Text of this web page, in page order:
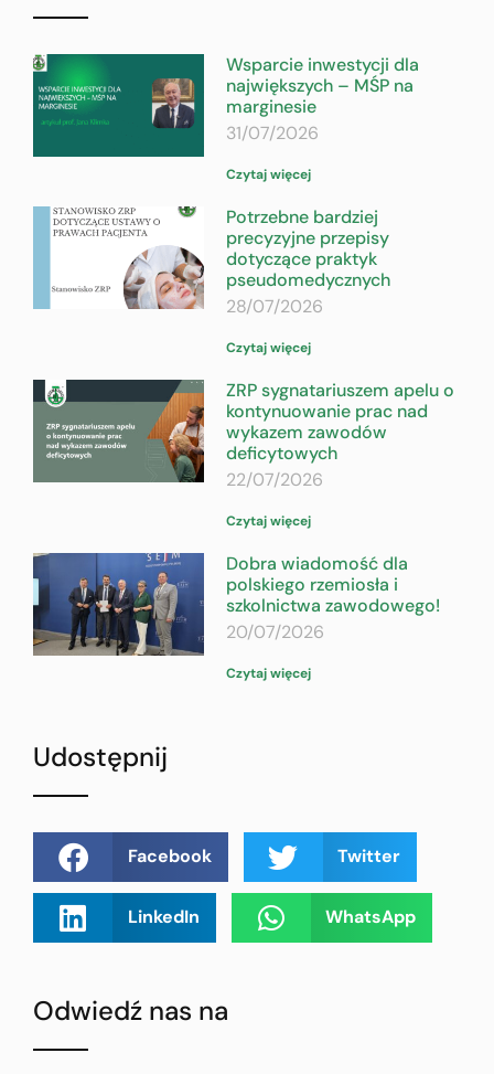
Wsparcie inwestycji dla
największych – MŚP na
marginesie
31/07/2026
Czytaj więcej
Potrzebne bardziej
precyzyjne przepisy
dotyczące praktyk
pseudomedycznych
28/07/2026
Czytaj więcej
ZRP sygnatariuszem apelu o
kontynuowanie prac nad
wykazem zawodów
deficytowych
22/07/2026
Czytaj więcej
Dobra wiadomość dla
polskiego rzemiosła i
szkolnictwa zawodowego!
20/07/2026
Czytaj więcej
Udostępnij
Facebook Twitter
LinkedIn WhatsApp
Odwiedź nas na